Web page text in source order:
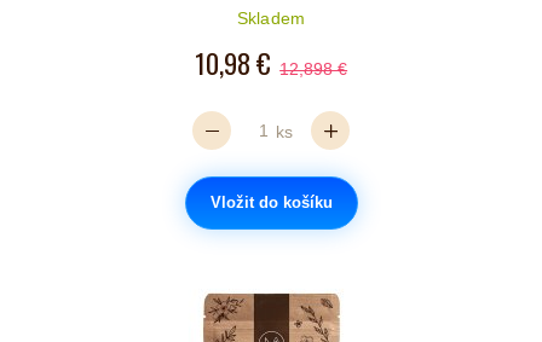
Počet hvězdiček je 5 z 5
Skladem
10,98 € 12,898 €
ks
Vložit do košíku